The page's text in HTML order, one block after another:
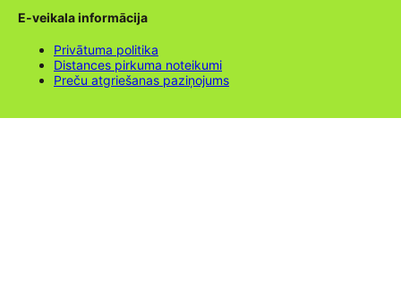
E-veikala informācija
Privātuma politika
Distances pirkuma noteikumi
Preču atgriešanas paziņojums